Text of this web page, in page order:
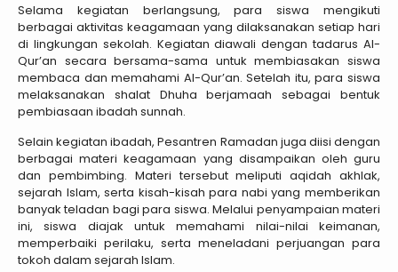
Selama kegiatan berlangsung, para siswa mengikuti
berbagai aktivitas keagamaan yang dilaksanakan setiap hari
di lingkungan sekolah. Kegiatan diawali dengan tadarus Al-
Qur’an secara bersama-sama untuk membiasakan siswa
membaca dan memahami Al-Qur’an. Setelah itu, para siswa
melaksanakan shalat Dhuha berjamaah sebagai bentuk
pembiasaan ibadah sunnah.
Selain kegiatan ibadah, Pesantren Ramadan juga diisi dengan
berbagai materi keagamaan yang disampaikan oleh guru
dan pembimbing. Materi tersebut meliputi aqidah akhlak,
sejarah Islam, serta kisah-kisah para nabi yang memberikan
banyak teladan bagi para siswa. Melalui penyampaian materi
ini, siswa diajak untuk memahami nilai-nilai keimanan,
memperbaiki perilaku, serta meneladani perjuangan para
tokoh dalam sejarah Islam.